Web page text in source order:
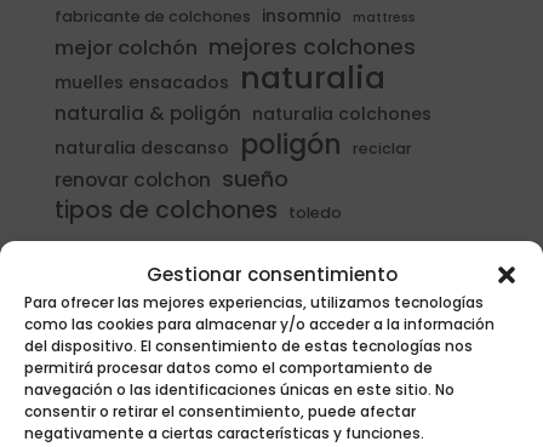
Gestionar consentimiento
Para ofrecer las mejores experiencias, utilizamos tecnologías
como las cookies para almacenar y/o acceder a la información
del dispositivo. El consentimiento de estas tecnologías nos
permitirá procesar datos como el comportamiento de
navegación o las identificaciones únicas en este sitio. No
consentir o retirar el consentimiento, puede afectar
negativamente a ciertas características y funciones.
fabricante de colchones insomnio mattress
mejor colchón mejores colchones
muelles ensacados naturalia
naturalia & poligón naturalia colchones
naturalia descanso poligón reciclar
renovar colchon sueño
tipos de colchones toledo
GRUPO POLIGÓN